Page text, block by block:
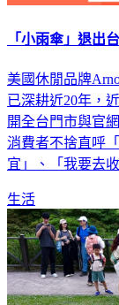
「小雨傘」退出
美國休閒品牌
已深耕近20年，
開全台門市與官
消費者不捨直呼
宜」、「我要去
生活